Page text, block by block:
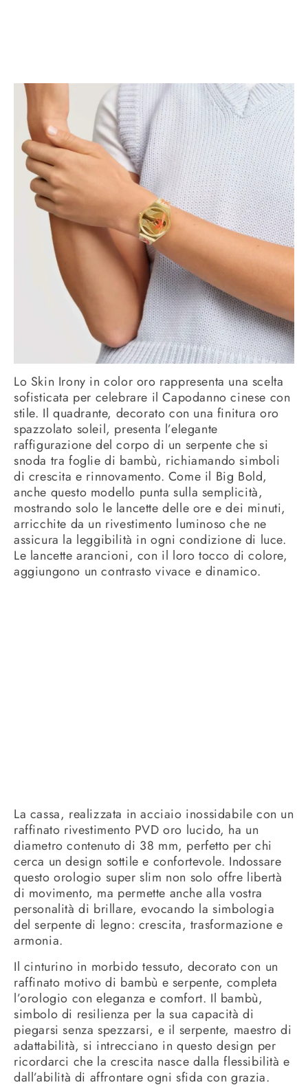
Lo Skin Irony in color oro rappresenta una scelta
sofisticata per celebrare il Capodanno cinese con
stile. Il quadrante, decorato con una finitura oro
spazzolato soleil, presenta l’elegante
raffigurazione del corpo di un serpente che si
snoda tra foglie di bambù, richiamando simboli
di crescita e rinnovamento. Come il Big Bold,
anche questo modello punta sulla semplicità,
mostrando solo le lancette delle ore e dei minuti,
arricchite da un rivestimento luminoso che ne
assicura la leggibilità in ogni condizione di luce.
Le lancette arancioni, con il loro tocco di colore,
aggiungono un contrasto vivace e dinamico.
La cassa, realizzata in acciaio inossidabile con un
raffinato rivestimento PVD oro lucido, ha un
diametro contenuto di 38 mm, perfetto per chi
cerca un design sottile e confortevole. Indossare
questo orologio super slim non solo offre libertà
di movimento, ma permette anche alla vostra
personalità di brillare, evocando la simbologia
del serpente di legno: crescita, trasformazione e
armonia.
Il cinturino in morbido tessuto, decorato con un
raffinato motivo di bambù e serpente, completa
l’orologio con eleganza e comfort. Il bambù,
simbolo di resilienza per la sua capacità di
piegarsi senza spezzarsi, e il serpente, maestro di
adattabilità, si intrecciano in questo design per
ricordarci che la crescita nasce dalla flessibilità e
dall’abilità di affrontare ogni sfida con grazia.